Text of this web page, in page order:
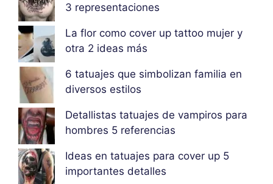
3 representaciones
La flor como cover up tattoo mujer y
otra 2 ideas más
6 tatuajes que simbolizan familia en
diversos estilos
Detallistas tatuajes de vampiros para
hombres 5 referencias
Ideas en tatuajes para cover up 5
importantes detalles